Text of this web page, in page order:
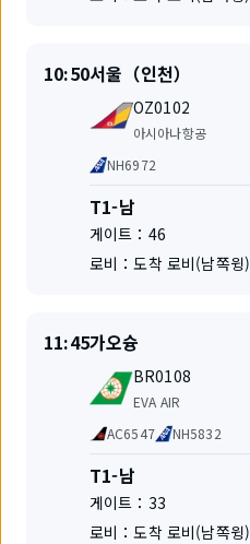
출
발
10:50출
발
서울（인천）
편
명
OZ0102
항
사
아시아나항공
공
동
운
항
편
NH6972
터
미
널
T1-남
게이트： 46
로비：도착 로비(남쪽윙)
출
발
11:45출
발
지
가오슝
편
명
BR0108
항
사
EVA AIR
공
동
운
항
편
AC6547 NH5832
터
미
널
T1-남
게이트： 33
로비：도착 로비(남쪽윙)